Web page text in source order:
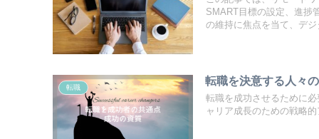
SMART目標の設定、進捗
の維持に焦点を当て、デ
転職
転職を決意する人々
転職を成功させるために
ャリア成長のための戦略